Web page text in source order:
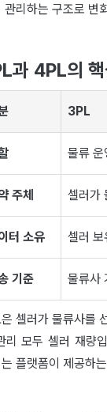
관리하는 구조로 변
과 4PL의 핵
3PL
물류 운
주체 셀러가
터 소유 셀러 보
기준 물류사
셀러가 물류사를
리 모두 셀러 재량
플랫폼이 제공하